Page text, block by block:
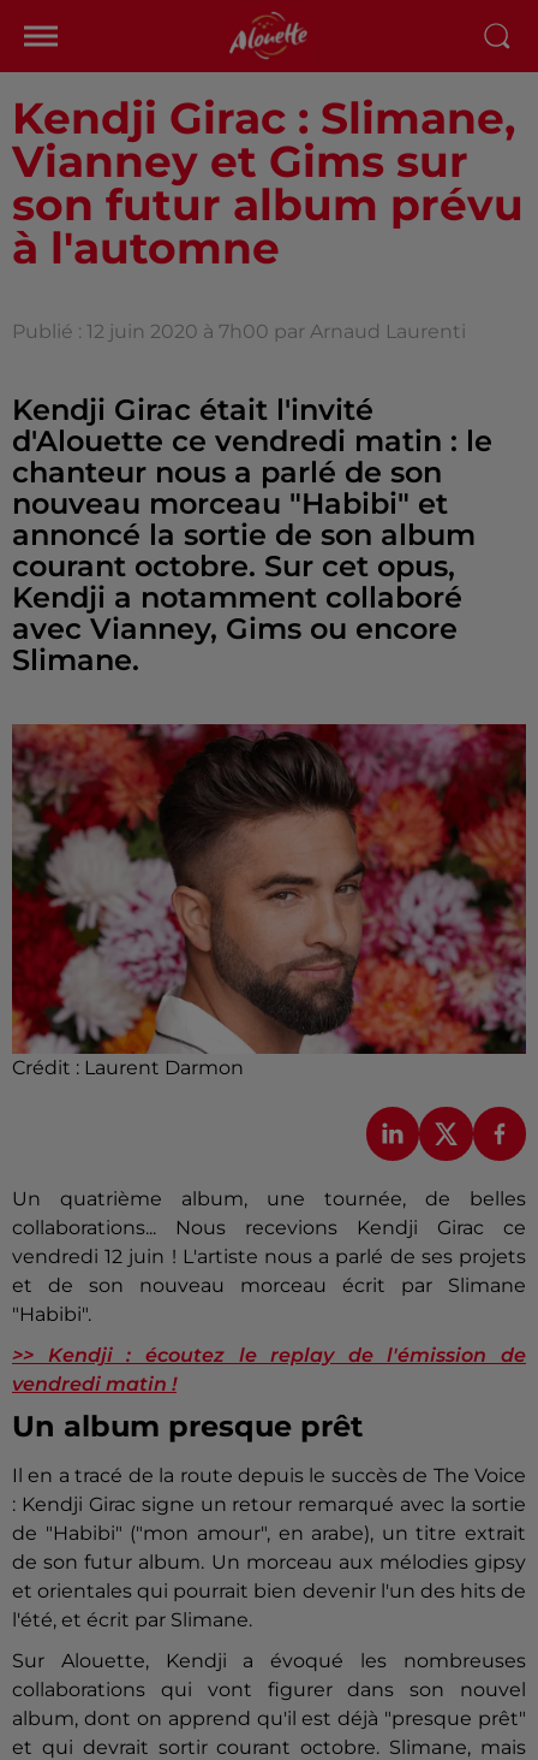
Kendji Girac : Slimane,
Vianney et Gims sur
son futur album prévu
à l'automne
Publié : 12 juin 2020 à 7h00 par Arnaud Laurenti
Kendji Girac était l'invité
d'Alouette ce vendredi matin : le
chanteur nous a parlé de son
nouveau morceau "Habibi" et
annoncé la sortie de son album
courant octobre. Sur cet opus,
Kendji a notamment collaboré
avec Vianney, Gims ou encore
Slimane.
Crédit : Laurent Darmon
Un quatrième album, une tournée, de belles
collaborations... Nous recevions Kendji Girac ce
vendredi 12 juin ! L'artiste nous a parlé de ses projets
et de son nouveau morceau écrit par Slimane
"Habibi".
>> Kendji : écoutez le replay de l'émission de
vendredi matin !
Un album presque prêt
Il en a tracé de la route depuis le succès de The Voice
: Kendji Girac signe un retour remarqué avec la sortie
de "Habibi" ("mon amour", en arabe), un titre extrait
de son futur album. Un morceau aux mélodies gipsy
et orientales qui pourrait bien devenir l'un des hits de
l'été, et écrit par Slimane.
Sur Alouette, Kendji a évoqué les nombreuses
collaborations qui vont figurer dans son nouvel
album, dont on apprend qu'il est déjà "presque prêt"
et qui devrait sortir courant octobre. Slimane, mais